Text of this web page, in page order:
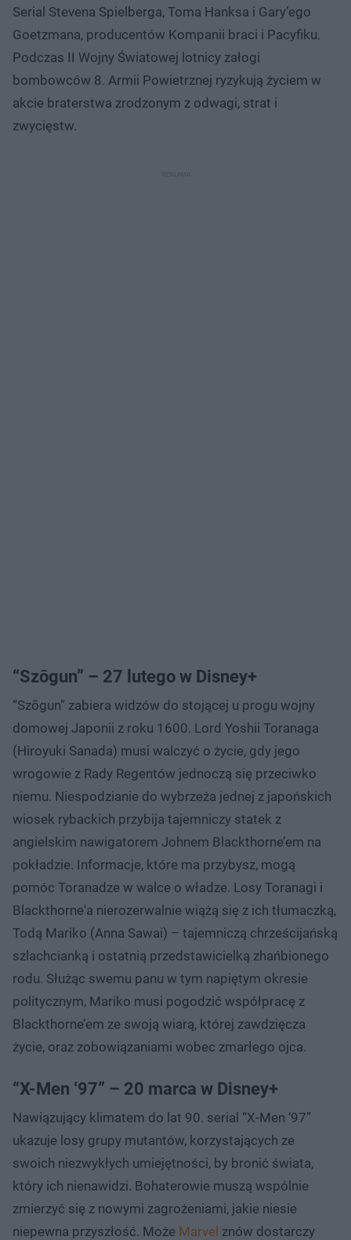
Serial Stevena Spielberga, Toma Hanksa i Gary’ego
Goetzmana, producentów Kompanii braci i Pacyfiku.
Podczas II Wojny Światowej lotnicy załogi
bombowców 8. Armii Powietrznej ryzykują życiem w
akcie braterstwa zrodzonym z odwagi, strat i
zwycięstw.
“Szōgun” – 27 lutego w Disney+
“Szōgun” zabiera widzów do stojącej u progu wojny
domowej Japonii z roku 1600. Lord Yoshii Toranaga
(Hiroyuki Sanada) musi walczyć o życie, gdy jego
wrogowie z Rady Regentów jednoczą się przeciwko
niemu. Niespodzianie do wybrzeża jednej z japońskich
wiosek rybackich przybija tajemniczy statek z
angielskim nawigatorem Johnem Blackthorne’em na
pokładzie. Informacje, które ma przybysz, mogą
pomóc Toranadze w walce o władze. Losy Toranagi i
Blackthorne'a nierozerwalnie wiążą się z ich tłumaczką,
Todą Mariko (Anna Sawai) – tajemniczą chrześcijańską
szlachcianką i ostatnią przedstawicielką zhańbionego
rodu. Służąc swemu panu w tym napiętym okresie
politycznym, Mariko musi pogodzić współpracę z
Blackthorne’em ze swoją wiarą, której zawdzięcza
życie, oraz zobowiązaniami wobec zmarłego ojca.
“X-Men ‘97” – 20 marca w Disney+
Nawiązujący klimatem do lat 90. serial “X-Men ‘97”
ukazuje losy grupy mutantów, korzystających ze
swoich niezwykłych umiejętności, by bronić świata,
który ich nienawidzi. Bohaterowie muszą wspólnie
zmierzyć się z nowymi zagrożeniami, jakie niesie
niepewna przyszłość. Może Marvel znów dostarczy